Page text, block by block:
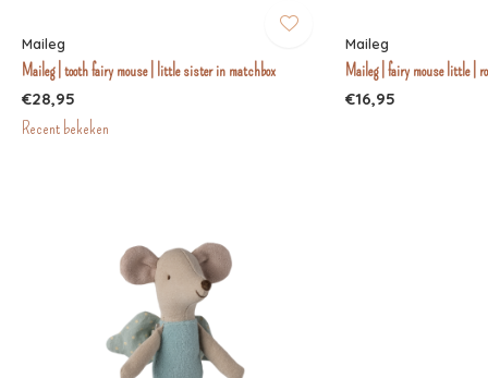
Maileg
Maileg | tooth fairy mouse | little sister in matchbox
€28,95
Maileg
Maileg | fairy mouse little |
€16,95
Recent bekeken